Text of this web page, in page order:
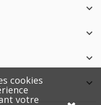




cookies
votre